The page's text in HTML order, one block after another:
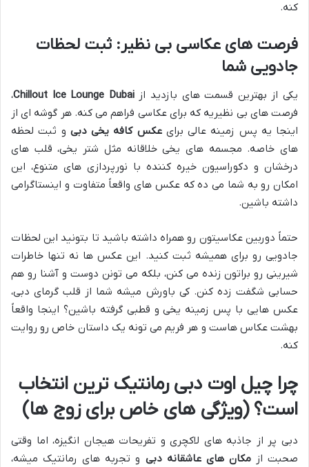
کنه.
فرصت های عکاسی بی نظیر: ثبت لحظات
جادویی شما
یکی از بهترین قسمت های بازدید ازChillout Ice Lounge Dubai،
فرصت های بی نظیریه که برای عکاسی فراهم می کنه. هر گوشه ای از
اینجا یه پس زمینه عالی برایعکس کافه یخی دبی و ثبت لحظه
های خاصه. مجسمه های یخی خلاقانه مثل شتر یخی، قلب های
درخشان و دکوراسیون خیره کننده با نورپردازی های متنوع، این
امکان رو به شما می ده که عکس های واقعاً متفاوت و اینستاگرامی
داشته باشین.
حتماً دوربین عکاسیتون رو همراه داشته باشید تا بتونید این لحظات
جادویی رو برای همیشه ثبت کنید. این عکس ها نه تنها خاطرات
شیرینی رو براتون زنده می کنن، بلکه می تونن دوست و آشنا رو هم
حسابی شگفت زده کنن. کی باورش میشه شما از قلب گرمای دبی،
عکس هایی با پس زمینه یخی و قطبی گرفته باشین؟ اینجا واقعاً
بهشت عکاس هاست و هر فریم می تونه یک داستان خاص رو روایت
کنه.
چرا چیل اوت دبی رمانتیک ترین انتخاب
است؟ (ویژگی های خاص برای زوج ها)
دبی پر از جاذبه های لاکچری و تفریحات هیجان انگیزه، اما وقتی
صحبت ازمکان های عاشقانه دبی و تجربه های رمانتیک میشه،